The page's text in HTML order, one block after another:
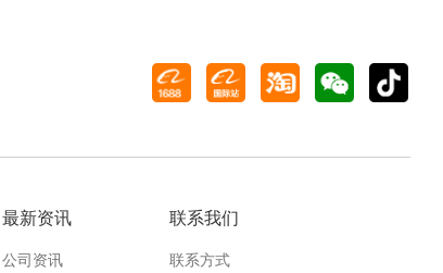
最新资讯
公司资讯
联系我们
联系方式